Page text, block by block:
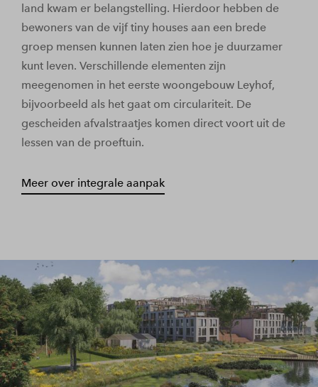
land kwam er belangstelling. Hierdoor hebben de
bewoners van de vijf tiny houses aan een brede
groep mensen kunnen laten zien hoe je duurzamer
kunt leven. Verschillende elementen zijn
meegenomen in het eerste woongebouw Leyhof,
bijvoorbeeld als het gaat om circulariteit. De
gescheiden afvalstraatjes komen direct voort uit de
lessen van de proeftuin.
Meer over integrale aanpak